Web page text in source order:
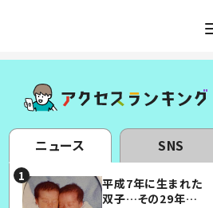
ニュース SNS
平成7年に生まれた
双子…その29年後